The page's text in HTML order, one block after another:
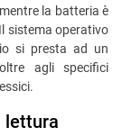
la batteria è
sistema operativo
si presta ad un
agli specifici
lettura